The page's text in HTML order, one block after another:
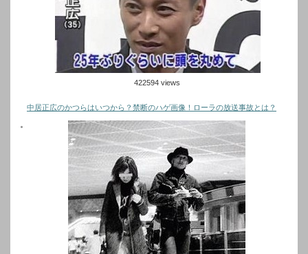
422594 views
中居正広のかつらはいつから？禁断のハゲ画像！ローラの放送事故とは？